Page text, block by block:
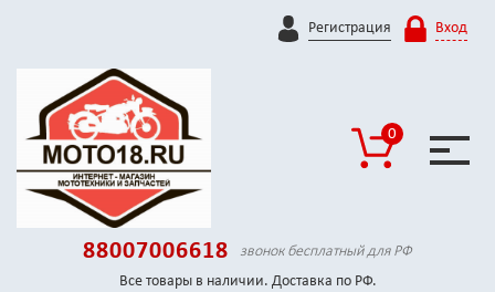
Регистрация Вход
0
88007006618
звонок бесплатный для РФ
Все товары в наличии. Доставка по РФ.